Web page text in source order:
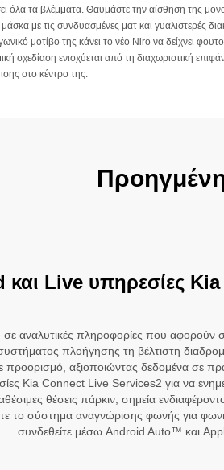
όλα τα βλέμματα. Θαυμάστε την αίσθηση της
με τις συνδυασμένες ματ και γυαλιστερές
μοτίβο της κάνει το νέο Niro να δείχνει
σχεδίαση ενισχύεται από τη διαχωριστική
στο κέντρο της.
Live υπηρεσίες
αναλυτικές πληροφορίες που αφορούν
πλοήγησης τη βέλτιστη
προορισμό, αξιοποιώντας δεδομένα σε
Kia Connect Live Services2 για να
θέσεις πάρκιν, σημεία
το σύστημα αναγνώρισης φωνής για
συνδεθείτε μέσω Android Auto™ και